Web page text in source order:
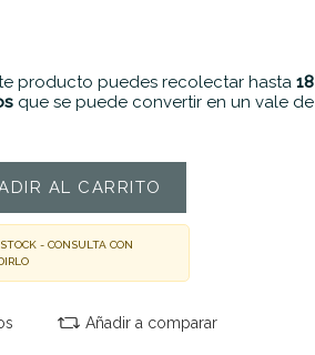
producto puedes recolectar hasta 18
que se puede convertir en un vale de
AL CARRITO
- CONSULTA CON
Añadir a comparar